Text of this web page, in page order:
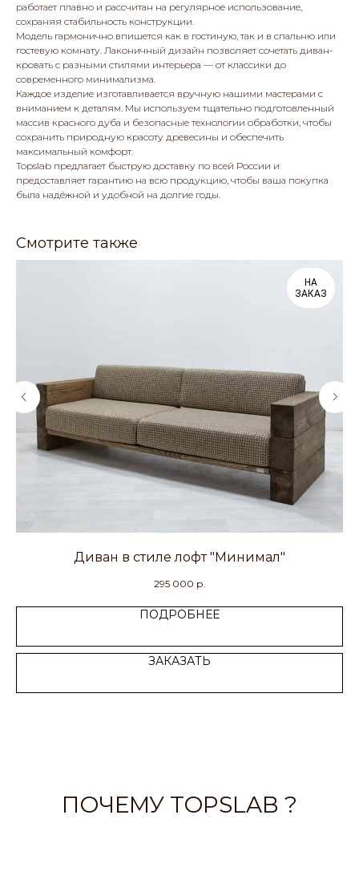
работает плавно и рассчитан на регулярное использование,
сохраняя стабильность конструкции.
Модель гармонично впишется как в гостиную, так и в спальню или
гостевую комнату. Лаконичный дизайн позволяет сочетать диван-
кровать с разными стилями интерьера — от классики до
современного минимализма.
Каждое изделие изготавливается вручную нашими мастерами с
вниманием к деталям. Мы используем тщательно подготовленный
массив красного дуба и безопасные технологии обработки, чтобы
сохранить природную красоту древесины и обеспечить
максимальный комфорт.
Topslab предлагает быструю доставку по всей России и
предоставляет гарантию на всю продукцию, чтобы ваша покупка
была надёжной и удобной на долгие годы.
Смотрите также
НА
ЗАКАЗ
Диван в стиле лофт "Минимал"
295 000 р.
ПОДРОБНЕЕ
ЗАКАЗАТЬ
ПОЧЕМУ TOPSLAB ?